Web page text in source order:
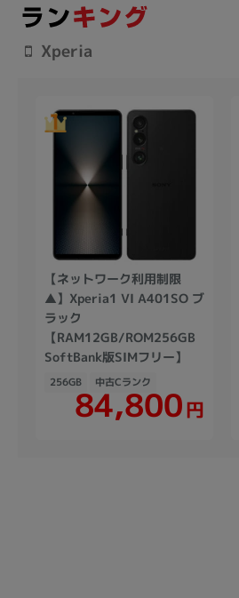
Xperia
【ネットワーク利用制限
▲】Xperia1 VI A401SO ブ
ラック
【RAM12GB/ROM256GB
SoftBank版SIMフリー】
256GB 中古Cランク
84,800円